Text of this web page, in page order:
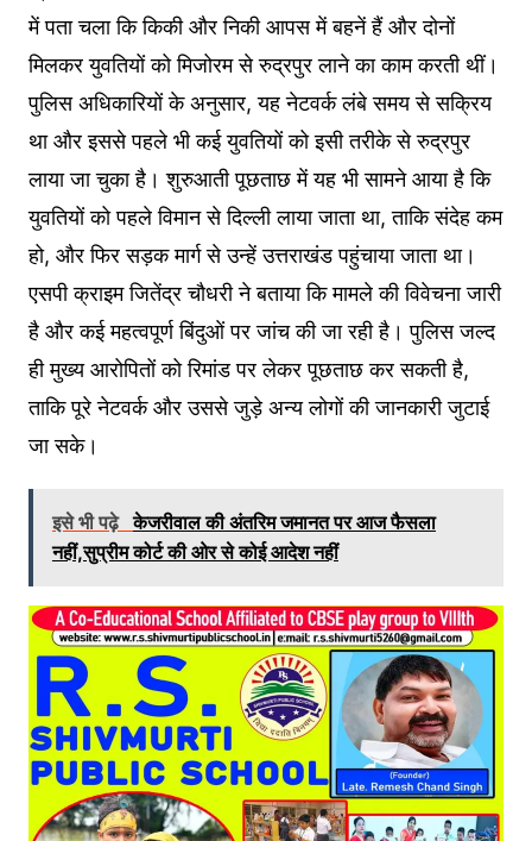
में पता चला कि किकी और निकी आपस में बहनें हैं और दोनों
मिलकर युवतियों को मिजोरम से रुद्रपुर लाने का काम करती थीं।
पुलिस अधिकारियों के अनुसार, यह नेटवर्क लंबे समय से सक्रिय
था और इससे पहले भी कई युवतियों को इसी तरीके से रुद्रपुर
लाया जा चुका है। शुरुआती पूछताछ में यह भी सामने आया है कि
युवतियों को पहले विमान से दिल्ली लाया जाता था, ताकि संदेह कम
हो, और फिर सड़क मार्ग से उन्हें उत्तराखंड पहुंचाया जाता था।
एसपी क्राइम जितेंद्र चौधरी ने बताया कि मामले की विवेचना जारी
है और कई महत्वपूर्ण बिंदुओं पर जांच की जा रही है। पुलिस जल्द
ही मुख्य आरोपितों को रिमांड पर लेकर पूछताछ कर सकती है,
ताकि पूरे नेटवर्क और उससे जुड़े अन्य लोगों की जानकारी जुटाई
जा सके।
इसे भी पढ़े केजरीवाल की अंतरिम जमानत पर आज फैसला
नहीं,सुप्रीम कोर्ट की ओर से कोई आदेश नहीं